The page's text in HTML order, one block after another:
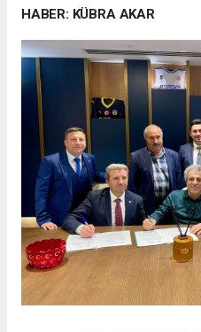
HABER: KÜBRA AKAR